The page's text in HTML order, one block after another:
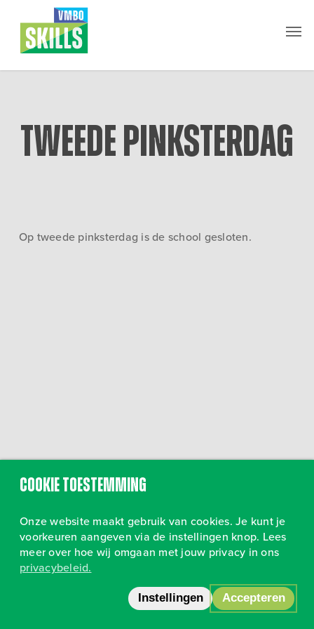
Tweede pinksterdag
Op tweede pinksterdag is de school gesloten.
Volg ons op Instagram•Privacy
Cookie toestemming
Onze website maakt gebruik van cookies. Je kunt je
voorkeuren aangeven via de instellingen knop. Lees
meer over hoe wij omgaan met jouw privacy in ons
privacybeleid.
Instellingen Accepteren